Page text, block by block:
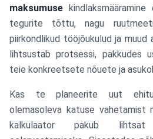
maksumuse
tegurite tõttu, nagu
piirkondlikud tööjõukulud ja muud
lihtsustab protsessi, pakkudes
teie konkreetsete nõuete ja
Kas te planeerite uut
olemasoleva katuse vahetamist
kalkulaator pakub lihtsat